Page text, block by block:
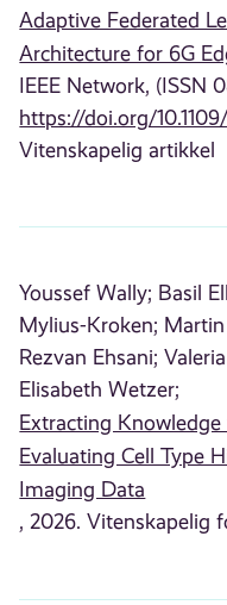
Adaptive Federated
Architecture for 6G
IEEE Network, (ISSN
https://doi.org/
Vitenskapelig artikkel
Youssef Wally; Basil
Mylius-Kroken; Martin
Rezvan Ehsani;
Elisabeth Wetzer;
Extracting
Evaluating Cell Type
Imaging Data
, 2026. Vitenskapelig